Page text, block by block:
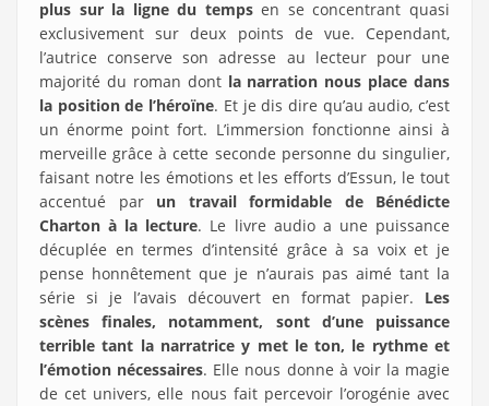
plus sur la ligne du tempsen se concentrant quasi
exclusivement sur deux points de vue. Cependant,
l’autrice conserve son adresse au lecteur pour une
majorité du roman dont la narration nous place dans
la position de l’héroïne. Et je dis dire qu’au audio, c’est
un énorme point fort. L’immersion fonctionne ainsi à
merveille grâce à cette seconde personne du singulier,
faisant notre les émotions et les efforts d’Essun, le tout
accentué par un travail formidable de Bénédicte
Charton à la lecture. Le livre audio a une puissance
décuplée en termes d’intensité grâce à sa voix et je
pense honnêtement que je n’aurais pas aimé tant la
série si je l’avais découvert en format papier. Les
scènes finales, notamment, sont d’une puissance
terrible tant la narratrice y met le ton, le rythme et
l’émotion nécessaires. Elle nous donne à voir la magie
de cet univers, elle nous fait percevoir l’orogénie avec